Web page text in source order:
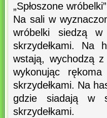
„Spłoszone
Na sali w
wróbelki siedzą
skrzydełkami. Na
wstają, wychodzą
wykonując
skrzydełkami. Na
gdzie siadają w
skrzydełkami.